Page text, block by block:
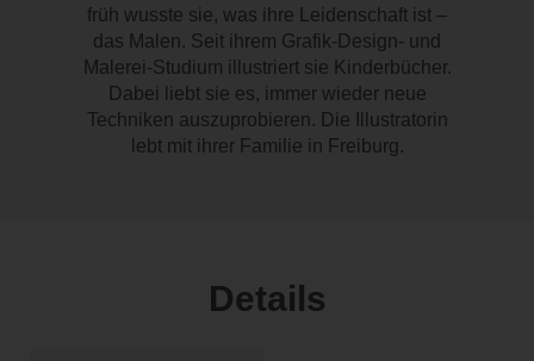
früh wusste sie, was ihre Leidenschaft ist –
das Malen. Seit ihrem Grafik-Design- und
Malerei-Studium illustriert sie Kinderbücher.
Dabei liebt sie es, immer wieder neue
Techniken auszuprobieren. Die Illustratorin
lebt mit ihrer Familie in Freiburg.
Details